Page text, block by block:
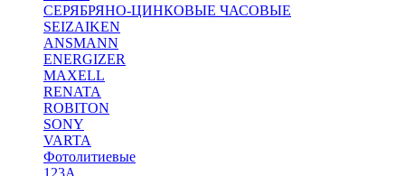
СЕРЯБРЯНО-ЦИНКОВЫЕ ЧАСОВЫЕ
SEIZAIKEN
ANSMANN
ENERGIZER
MAXELL
RENATA
ROBITON
SONY
VARTA
Фотолитиевые
123A